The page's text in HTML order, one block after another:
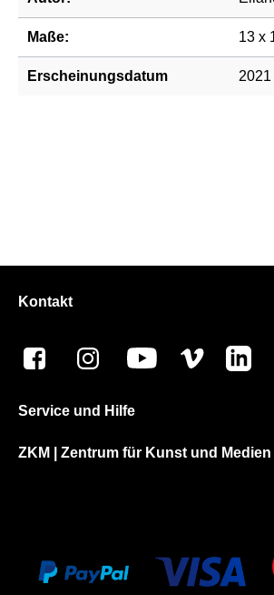
Maße: 13 x
Erscheinungsdatum 2021
Kontakt
Service und Hilfe
ZKM | Zentrum für Kunst und Medien